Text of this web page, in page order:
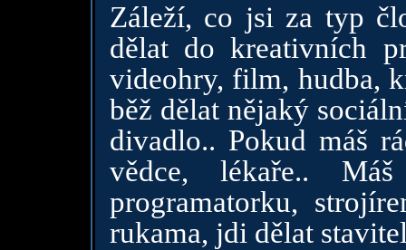
Záleží, co jsi za typ
dělat do kreativních
videohry, film, hudba,
běž dělat nějaký
divadlo.. Pokud máš
vědce, lékaře..
programatorku,
rukama, jdi dělat